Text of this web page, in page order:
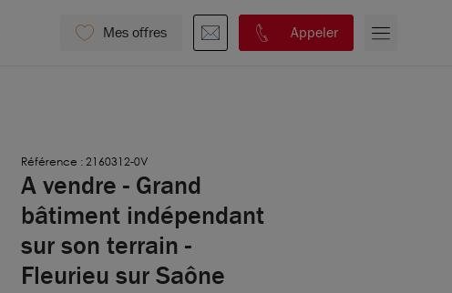
Mes offres Appeler
Référence : 2160312-0V
A vendre - Grand
bâtiment indépendant
sur son terrain -
Fleurieu sur Saône